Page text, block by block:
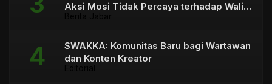
Aksi Mosi Tidak Percaya terhadap Wali
SWAKKA: Komunitas Baru bagi Wartawan
dan Konten Kreator